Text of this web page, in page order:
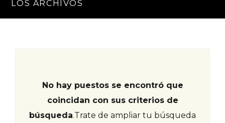
LOS ARCHIVOS
No hay puestos se encontró que
coincidan con sus criterios de
búsqueda.Trate de ampliar tu búsqueda